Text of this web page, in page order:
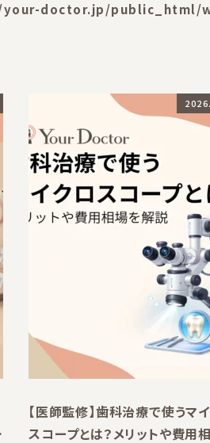
your-doctor.jp/
【医師監修】歯科治療で使うマ
スコープとは？メリットや費用